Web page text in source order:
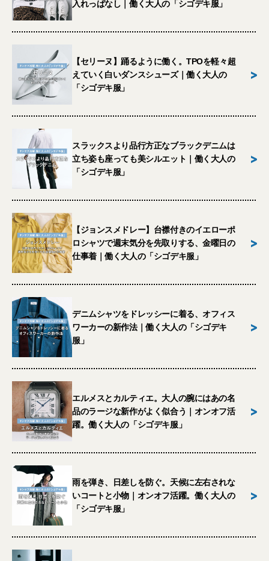
入れっぱなし｜働く大人の「シゴデキ服」
【セリーヌ】踊るように働く。TPOを軽々超
えていく白いダンスシューズ｜働く大人の
「シゴデキ服」
>
スラックスより品行方正なブラックデニムは
立ち姿も座っても美シルエット｜働く大人の
「シゴデキ服」
>
【ジョンスメドレー】台襟付きのイエローポ
ロシャツで週末気分を先取りする、金曜日の
仕事着｜働く大人の「シゴデキ服」
>
デニムシャツをドレッシーに着る、オフィス
ワーカーの新作法｜働く大人の「シゴデキ
服」
>
エルメスとカルティエ。大人の腕にはあの名
品のラージな新作がよく似合う｜オンオフ活
躍。働く大人の「シゴデキ服」
>
雨を弾き、日差しを防ぐ。天候に左右されな
いコートと小物｜オンオフ活躍。働く大人の
「シゴデキ服」
>